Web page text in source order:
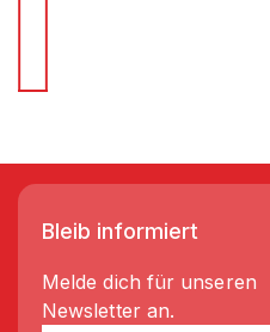
Bleib informiert
Melde dich für unseren
Newsletter an.